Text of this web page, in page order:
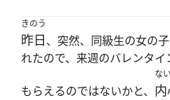
きのう
昨日、突然、同級生の女の
れたので、来週のバレンタ
もらえるのではないかと、
な